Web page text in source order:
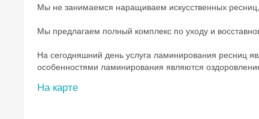
Мы не занимаемся наращиваем искусственных ресниц,
Мы предлагаем полный комплекс по уходу и
На сегодняшний день услуга ламинирования ресниц
особенностями ламинирования являются
На карте